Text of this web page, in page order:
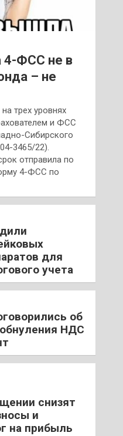
4-ФСС не в
– не
трех уровнях
и ФСС
Сибирского
3465/22).
отправила по
4-ФСС по
для
учета
об
НДС
снизят
и
на прибыль